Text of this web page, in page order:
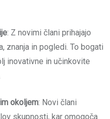
: Z novimi člani prihajajo
znanja in pogledi. To bogati
inovativne in učinkovite
okoljem: Novi člani
skupnosti, kar omogoča